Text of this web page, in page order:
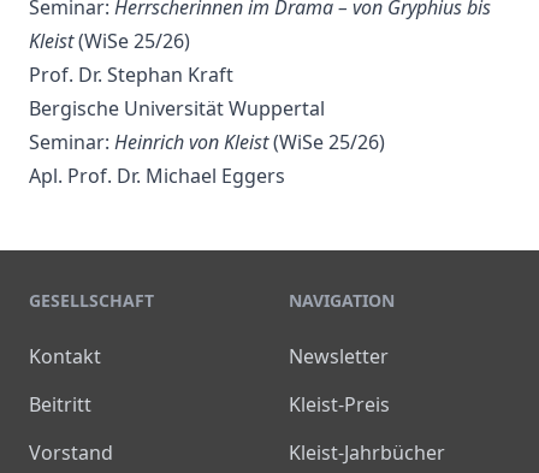
Seminar: Herrscherinnen im Drama – von Gryphius bis
Kleist(WiSe 25/26)
Prof. Dr. Stephan Kraft
Bergische Universität Wuppertal
Seminar: Heinrich von Kleist(WiSe 25/26)
Apl. Prof. Dr. Michael Eggers
GESELLSCHAFT
Kontakt
Beitritt
Vorstand
NAVIGATION
Newsletter
Kleist-Preis
Kleist-Jahrbücher